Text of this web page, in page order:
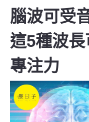
腦波可受
這5種波長
專注力